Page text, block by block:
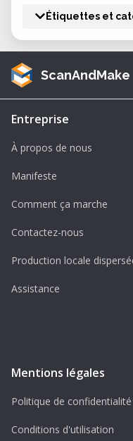
Étiquettes et
ScanAndMake
Entreprise
À propos de nous
Manifeste
Comment ça marche
Contactez-nous
Production locale
Assistance
Mentions légales
Politique de confidentialité
Conditions d'utilisation